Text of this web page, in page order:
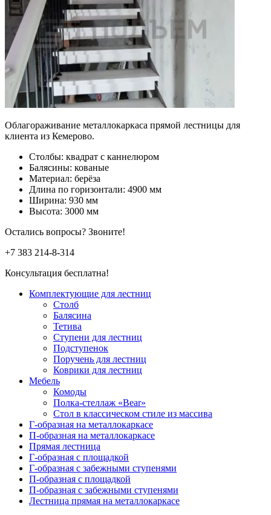
Облагораживание металлокаркаса прямой лестницы для
клиента из Кемерово.
Столбы: квадрат с каннелюром
Балясины: кованые
Материал: берёза
Длина по горизонтали: 4900 мм
Ширина: 930 мм
Высота: 3000 мм
Остались вопросы? Звоните!
+7 383 214-8-314
Консультация бесплатна!
Комплектующие для лестниц
Столб
Балясина
Тетива
Ступени для лестниц
Подступенок
Поручень для лестниц
Коврики для лестниц
Мебель
Комоды
Полка-стеллаж «Bear»
Стол в классическом стиле из массива
Г-образная на металлокаркасе
П-образная на металлокаркасе
Прямая лестница
Г-образная с площадкой
Г-образная с забежными ступенями
П-образная с площадкой
П-образная с забежными ступенями
Лестница прямая на металлокаркасе